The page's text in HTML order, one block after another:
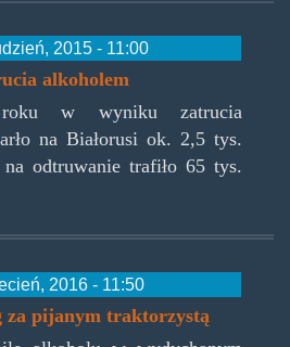
2015 - 11:00
alkoholem
w wyniku zatrucia
na Białorusi ok. 2,5 tys.
odtruwanie trafiło 65 tys.
2016 - 11:50
za pijanym traktorzystą